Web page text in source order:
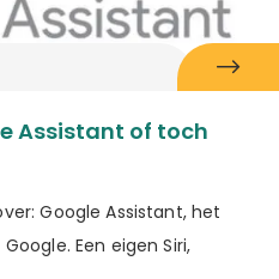
Assistant of toch
Google Assistant, het
Een eigen Siri,